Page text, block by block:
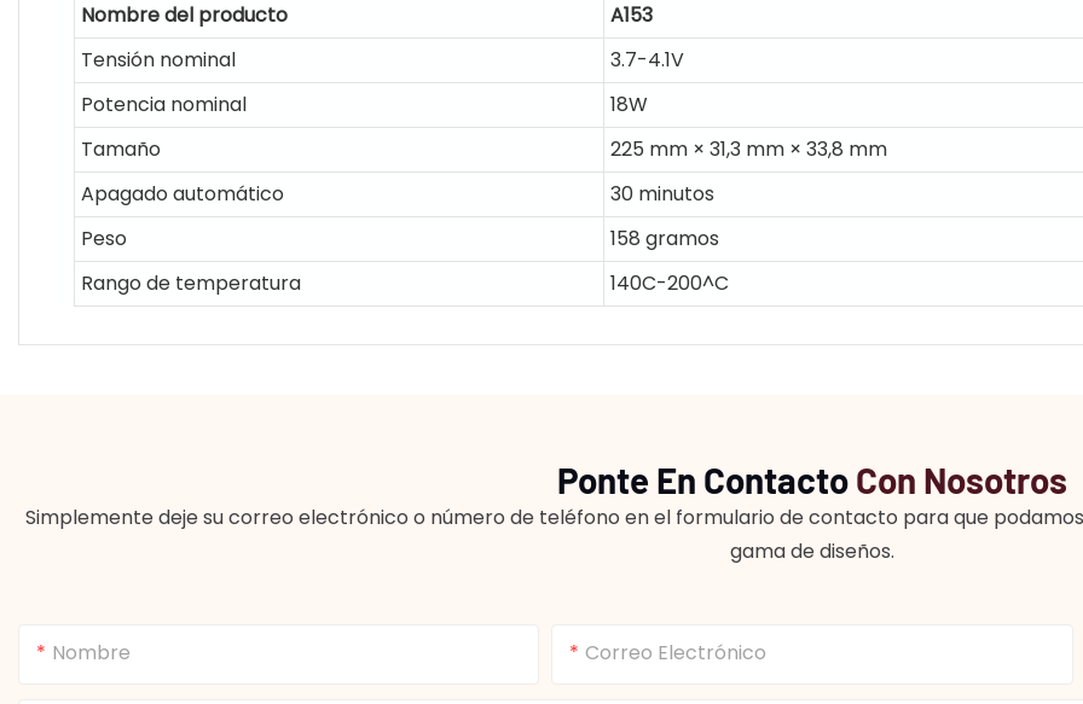
Nombre del producto
A153
Tensión nominal
3.7-4.1V
Potencia nominal
18W
Tamaño
225 mm × 31,3 mm × 33,8 mm
Apagado automático
30 minutos
Peso
158 gramos
Rango de temperatura
140C-200^C
Ponte En ContactoCon Nosotros
Simplemente deje su correo electrónico o número de teléfono en el formulario de contacto para que
gama de diseños.
Nombre Correo Electrónico